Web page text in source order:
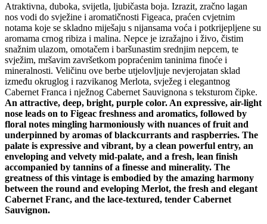
Atraktivna, duboka, svijetla, ljubičasta boja. Izrazit, zračno lagan
nos vodi do svježine i aromatičnosti Figeaca, praćen cvjetnim
notama koje se skladno miješaju s nijansama voća i potkrijepljene su
aromama crnog ribiza i malina. Nepce je izražajno i živo, čistim
snažnim ulazom, omotačem i baršunastim srednjim nepcem, te
svježim, mršavim završetkom popraćenim taninima finoće i
mineralnosti. Veličinu ove berbe utjelovljuje nevjerojatan sklad
između okruglog i razvikanog Merlota, svježeg i elegantnog
Cabernet Franca i nježnog Cabernet Sauvignona s teksturom čipke.
An attractive, deep, bright, purple color. An expressive, air-light
nose leads on to Figeac freshness and aromatics, followed by
floral notes mingling harmoniously with nuances of fruit and
underpinned by aromas of blackcurrants and raspberries. The
palate is expressive and vibrant, by a clean powerful entry, an
enveloping and velvety mid-palate, and a fresh, lean finish
accompanied by tannins of a finesse and minerality. The
greatness of this vintage is embodied by the amazing harmony
between the round and eveloping Merlot, the fresh and elegant
Cabernet Franc, and the lace-textured, tender Cabernet
Sauvignon.